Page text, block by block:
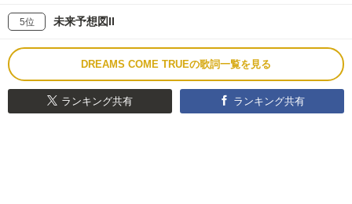
5位 未来予想図II
DREAMS COME TRUEの歌詞一覧を見る
ランキング共有 ランキング共有